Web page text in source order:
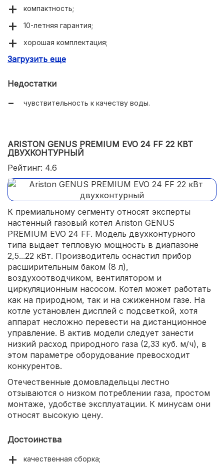
компактность;
10-летняя гарантия;
хорошая комплектация;
автоматическое управление.
Загрузить еще
Недостатки
чувствительность к качеству воды.
ARISTON GENUS PREMIUM EVO 24 FF 22 КВТ
ДВУХКОНТУРНЫЙ
Рейтинг: 4.6
К премиальному сегменту относят эксперты
настенный газовый котел Ariston GENUS
PREMIUM EVO 24 FF. Модель двухконтурного
типа выдает тепловую мощность в диапазоне
2,5...22 кВт. Производитель оснастил прибор
расширительным баком (8 л),
воздухоотводчиком, вентилятором и
циркуляционным насосом. Котел может работать
как на природном, так и на сжиженном газе. На
котле установлен дисплей с подсветкой, хотя
аппарат несложно перевести на дистанционное
управление. В актив модели следует занести
низкий расход природного газа (2,33 куб. м/ч), в
этом параметре оборудование превосходит
конкурентов.
Отечественные домовладельцы лестно
отзываются о низком потреблении газа, простом
монтаже, удобстве эксплуатации. К минусам они
относят высокую цену.
Достоинства
качественная сборка;